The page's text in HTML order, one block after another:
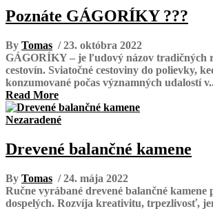
Poznáte GÁGORÍKY ???
By Tomas / 23. októbra 2022
GÁGORÍKY – je ľudový názov tradičných
cestovín. Sviatočné cestoviny do polievky,
konzumované počas významných udalostí
Read More
Nezaradené
Drevené balančné kamene
By Tomas / 24. mája 2022
Ručne vyrábané drevené balančné kamene
dospelých. Rozvíja kreativitu, trpezlivosť,